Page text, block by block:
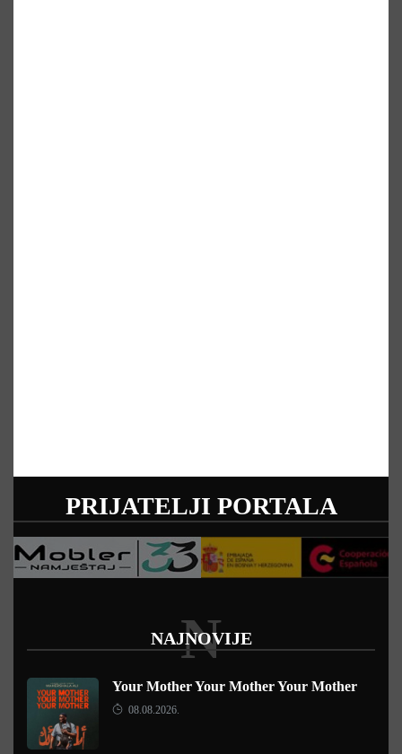
PRIJATELJI PORTALA
NAJNOVIJE
N
Your Mother Your Mother Your Mother
08.08.2026.